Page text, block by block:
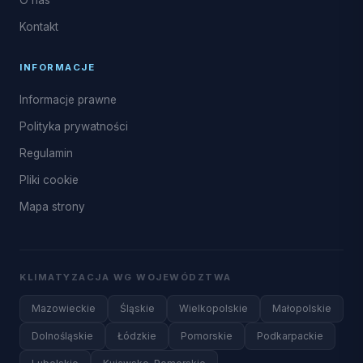
Kontakt
INFORMACJE
Informacje prawne
Polityka prywatności
Regulamin
Pliki cookie
Mapa strony
KLIMATYZACJA WG WOJEWÓDZTWA
Mazowieckie Śląskie Wielkopolskie Małopolskie
Dolnośląskie Łódzkie Pomorskie Podkarpackie